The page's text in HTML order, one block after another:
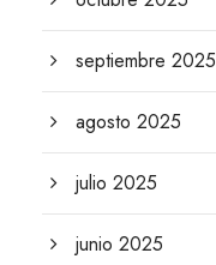
septiembre 2025
agosto 2025
julio 2025
junio 2025